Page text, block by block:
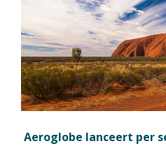
Aeroglobe lanceert per